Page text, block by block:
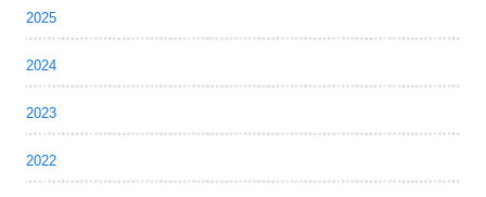
2025
2024
2023
2022